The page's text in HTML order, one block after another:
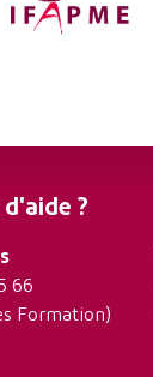
d'aide ?
66
Formation)